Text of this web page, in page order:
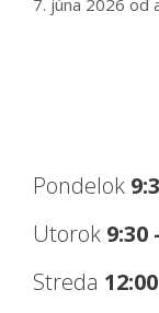
Pondelok
Utorok 9:30
Streda